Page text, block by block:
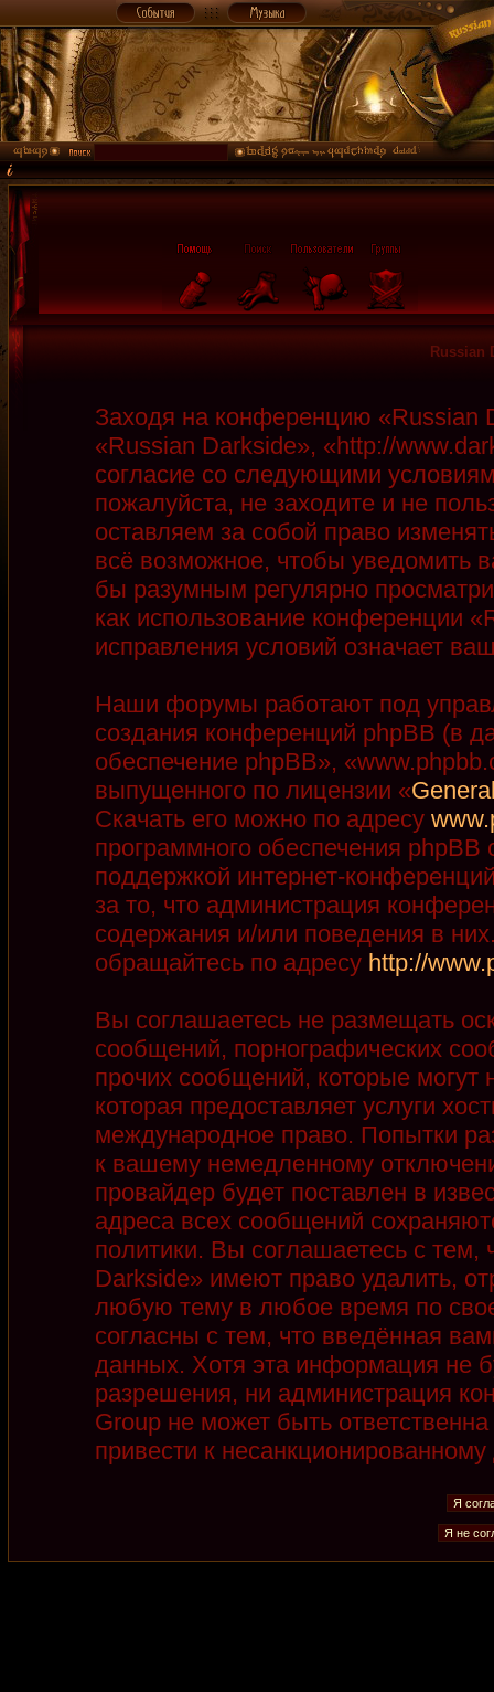
Russian
Заходя на конференцию
«Russian Darkside», «http://
согласие со следующими
пожалуйста, не заходите и не
оставляем за собой право
всё возможное, чтобы уведомить
бы разумным регулярно
как использование конференции
исправления условий означает
Наши форумы работают под
создания конференций phpBB (в
обеспечение phpBB»,
выпущенного по лицензии «
Скачать его можно по адресу
программного обеспечения phpBB
поддержкой интернет-
за то, что администрация
содержания и/или поведения в
обращайтесь по адресу http://
Вы соглашаетесь не размещать
сообщений, порнографических
прочих сообщений, которые
которая предоставляет услуги
международное право. Попытки
к вашему немедленному
провайдер будет поставлен в
адреса всех сообщений
политики. Вы соглашаетесь с
Darkside» имеют право удалить,
любую тему в любое время по
согласны с тем, что введённая
данных. Хотя эта информация не
разрешения, ни администрация
Group не может быть
привести к несанкционированному